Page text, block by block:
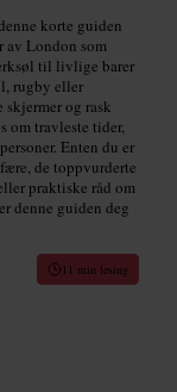
korte guiden
av London som
til livlige barer
rugby eller
og rask
om travleste tider,
Enten du er
de toppvurderte
praktiske råd om
denne guiden deg
11 min lesing